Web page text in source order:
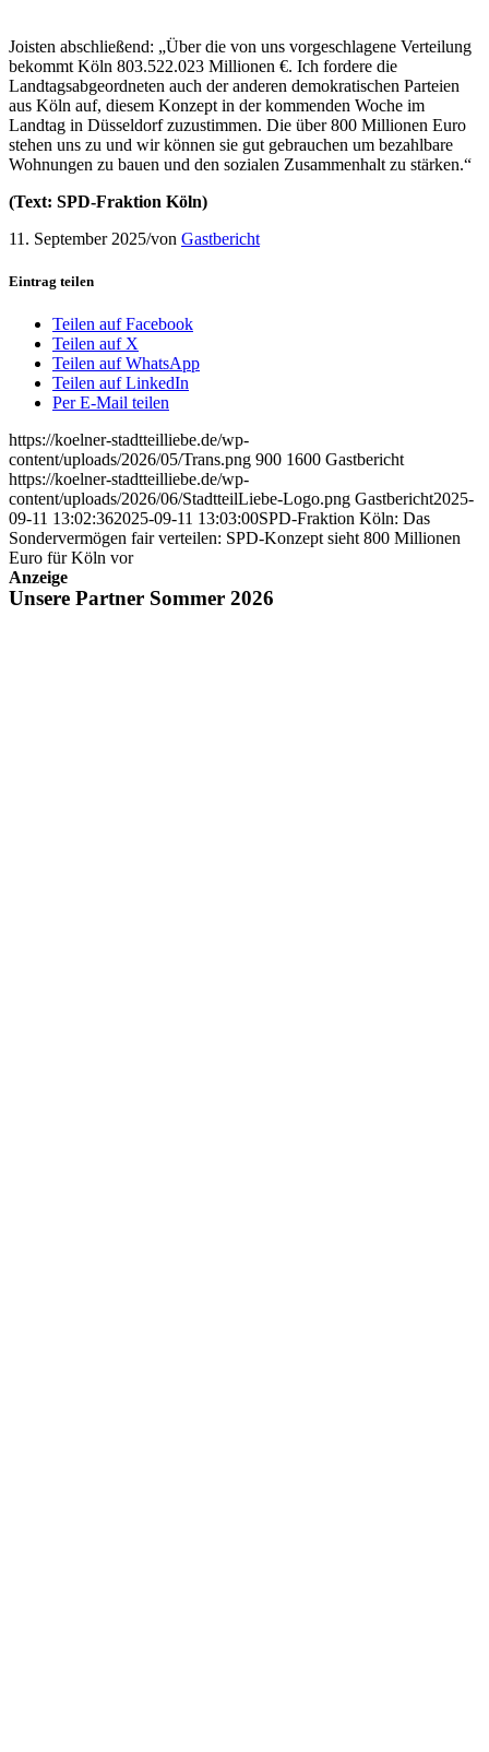
Joisten abschließend: „Über die von uns vorgeschlagene Verteilung
bekommt Köln 803.522.023 Millionen €. Ich fordere die
Landtagsabgeordneten auch der anderen demokratischen Parteien
aus Köln auf, diesem Konzept in der kommenden Woche im
Landtag in Düsseldorf zuzustimmen. Die über 800 Millionen Euro
stehen uns zu und wir können sie gut gebrauchen um bezahlbare
Wohnungen zu bauen und den sozialen Zusammenhalt zu stärken.“
(Text: SPD-Fraktion Köln)
11. September 2025/von Gastbericht
Eintrag teilen
Teilen auf Facebook
Teilen auf X
Teilen auf WhatsApp
Teilen auf LinkedIn
Per E-Mail teilen
https://koelner-stadtteilliebe.de/wp-
content/uploads/2026/05/Trans.png 900 1600 Gastbericht
https://koelner-stadtteilliebe.de/wp-
content/uploads/2026/06/StadtteilLiebe-Logo.png Gastbericht2025-
09-11 13:02:362025-09-11 13:03:00SPD-Fraktion Köln: Das
Sondervermögen fair verteilen: SPD-Konzept sieht 800 Millionen
Euro für Köln vor
Anzeige
Unsere Partner Sommer 2026